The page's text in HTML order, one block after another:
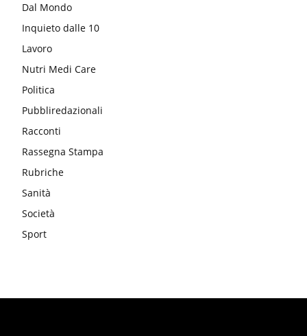
Dal Mondo
Inquieto dalle 10
Lavoro
Nutri Medi Care
Politica
Pubbliredazionali
Racconti
Rassegna Stampa
Rubriche
Sanità
Società
Sport